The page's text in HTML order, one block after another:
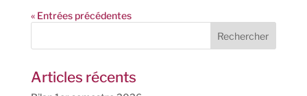
« Entrées précédentes
Articles récents